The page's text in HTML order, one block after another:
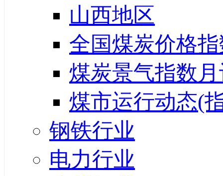
山西地区
全国煤炭价格
煤炭景气指数
煤市运行动态(
钢铁行业
电力行业